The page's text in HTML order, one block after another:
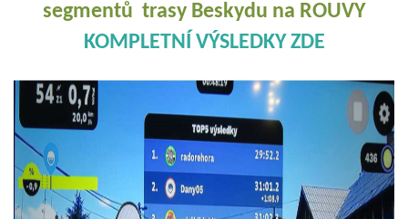
segmentů trasy Beskydu na ROUVY
KOMPLETNÍ VÝSLEDKY ZDE